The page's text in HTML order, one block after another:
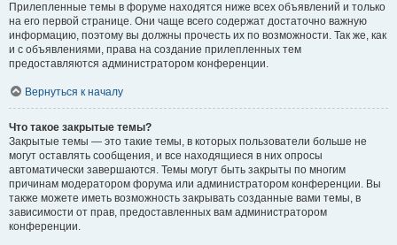
Прилепленные темы в форуме находятся ниже всех объявлений и только
на его первой странице. Они чаще всего содержат достаточно важную
информацию, поэтому вы должны прочесть их по возможности. Так же, как
и с объявлениями, права на создание прилепленных тем
предоставляются администратором конференции.
Вернуться к началу
Что такое закрытые темы?
Закрытые темы — это такие темы, в которых пользователи больше не
могут оставлять сообщения, и все находящиеся в них опросы
автоматически завершаются. Темы могут быть закрыты по многим
причинам модератором форума или администратором конференции. Вы
также можете иметь возможность закрывать созданные вами темы, в
зависимости от прав, предоставленных вам администратором
конференции.